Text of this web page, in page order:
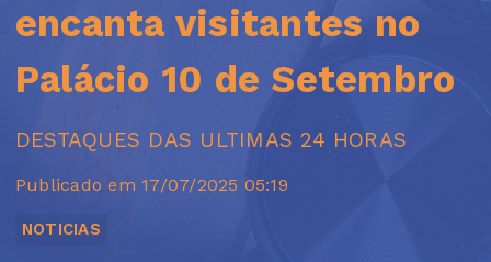
encanta visitantes no
Palácio 10 de Setembro
DESTAQUES DAS ULTIMAS 24 HORAS
Publicado em 17/07/2025 05:19
NOTICIAS